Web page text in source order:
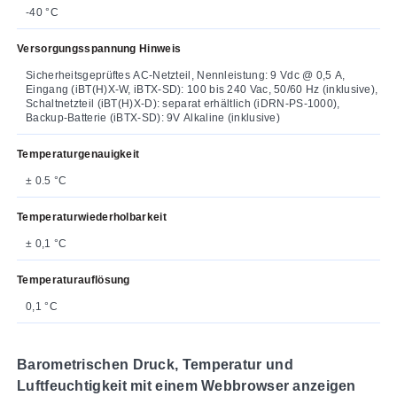
-40 °C
Versorgungsspannung Hinweis
Sicherheitsgeprüftes AC-Netzteil, Nennleistung: 9 Vdc @ 0,5 A,
Eingang (iBT(H)X-W, iBTX-SD): 100 bis 240 Vac, 50/60 Hz (inklusive),
Schaltnetzteil (iBT(H)X-D): separat erhältlich (iDRN-PS-1000),
Backup-Batterie (iBTX-SD): 9V Alkaline (inklusive)
Temperaturgenauigkeit
± 0.5 °C
Temperaturwiederholbarkeit
± 0,1 °C
Temperaturauflösung
0,1 °C
Barometrischen Druck, Temperatur und
Luftfeuchtigkeit mit einem Webbrowser anzeigen